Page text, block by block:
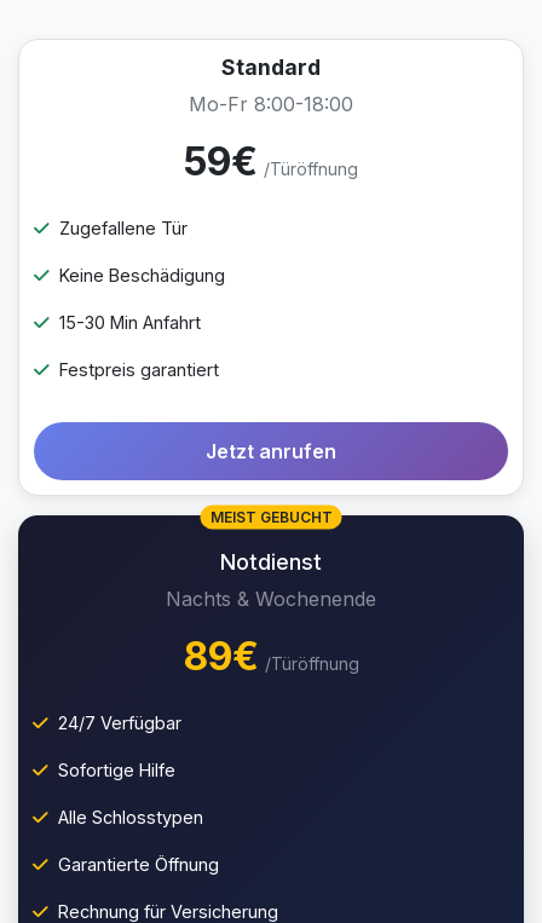
Standard
Mo-Fr 8:00-18:00
59€ /Türöffnung
Zugefallene Tür
Keine Beschädigung
15-30 Min Anfahrt
Festpreis garantiert
Jetzt anrufen
MEIST GEBUCHT
Notdienst
Nachts & Wochenende
89€ /Türöffnung
24/7 Verfügbar
Sofortige Hilfe
Alle Schlosstypen
Garantierte Öffnung
Rechnung für Versicherung